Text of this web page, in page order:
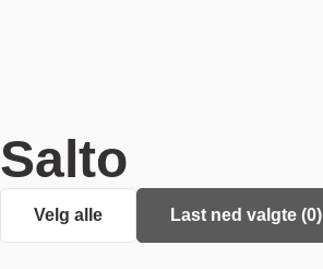
Salto
Velg alle Last ned valgte (0)